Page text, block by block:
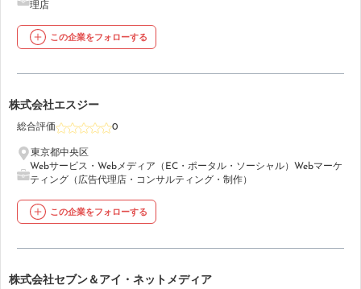
理店
この企業をフォローする
4
株式会社エスジー
総合評価 0
東京都中央区
Webサービス・Webメディア（EC・ポータル・ソーシャル） Webマーケ
ティング（広告代理店・コンサルティング・制作）
この企業をフォローする
5
株式会社セブン＆アイ・ネットメディア